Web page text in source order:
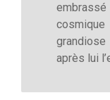
après lui